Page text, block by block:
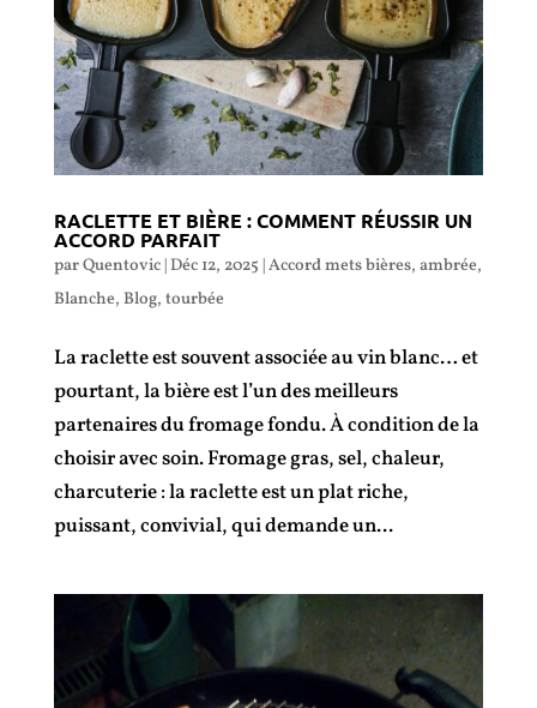
RACLETTE ET BIÈRE : COMMENT RÉUSSIR UN
ACCORD PARFAIT
parQuentovic|Déc 12, 2025 |Accord mets bières, ambrée,
Blanche, Blog, tourbée
La raclette est souvent associée au vin blanc… et
pourtant, la bière est l’un des meilleurs
partenaires du fromage fondu. À condition de la
choisir avec soin. Fromage gras, sel, chaleur,
charcuterie : la raclette est un plat riche,
puissant, convivial, qui demande un...